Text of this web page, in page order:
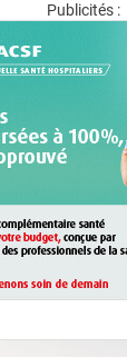
Publicités :